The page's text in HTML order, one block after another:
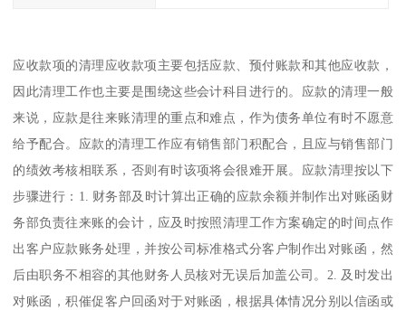
应收款项的清理应收款项主要包括应款、预付账款和其他应收款，
因此清理工作也主要是围绕这些会计科目进行的。应款的清理一般
来说，应款是往来账清理的重点和难点，作为债务单位有时不愿意
给予配合。应款的清理工作应有销售部门积配合，且应与销售部门
的绩效考核相联系，否则有时该项将会很难开展。应款清理按以下
步骤进行：1. 财务部及时计算出正确的应款余额并制作出对账函财
务部负责往来账的会计，应及时按照清理工作方案确定的时间点作
出客户应款账务处理，并按公司标准格式分客户制作出对账函，然
后由职务不相容的其他财务人员核对无误后加盖公司。2. 及时发出
对账函，积催促客户回函对于对账函，根据具体情况分别以信函或